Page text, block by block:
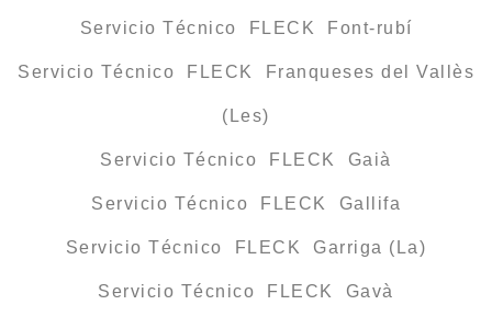
Servicio Técnico FLECK Font-rubí
Servicio Técnico FLECK Franqueses del Vallès
(Les)
Servicio Técnico FLECK Gaià
Servicio Técnico FLECK Gallifa
Servicio Técnico FLECK Garriga (La)
Servicio Técnico FLECK Gavà